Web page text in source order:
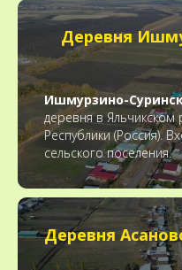
Деревня
Ишмурзино-
деревня в
Республики (Россия).
сельского поселения.
Деревня